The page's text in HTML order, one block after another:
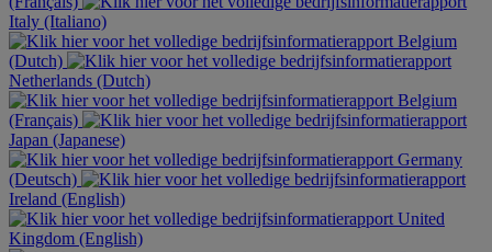
Italy (Italiano)
Belgium
(Dutch)
Netherlands (Dutch)
Belgium
(Français)
Japan (Japanese)
Germany
(Deutsch)
Ireland (English)
United
Kingdom (English)